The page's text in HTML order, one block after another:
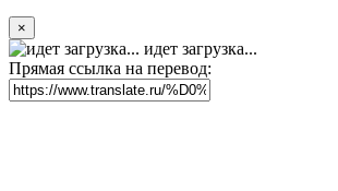
×
идет загрузка...
Прямая ссылка на перевод: